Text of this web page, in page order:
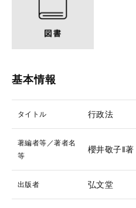
基本情報
タイトル 行政法
著編者等／著者名
等
櫻井敬子‖著
出版者 弘文堂